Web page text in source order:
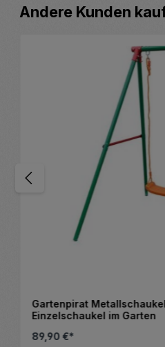
Produktgalerie überspringen
Andere Kunden
Gartenpirat
Einzelschaukel im Garten
89,90 €*